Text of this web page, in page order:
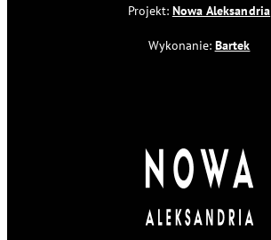
Projekt: Nowa Aleksandria
Wykonanie: Bartek